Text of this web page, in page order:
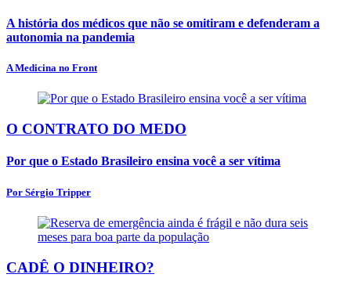
A história dos médicos que não se omitiram e defenderam a
autonomia na pandemia
A Medicina no Front
O CONTRATO DO MEDO
Por que o Estado Brasileiro ensina você a ser vítima
Por Sérgio Tripper
CADÊ O DINHEIRO?